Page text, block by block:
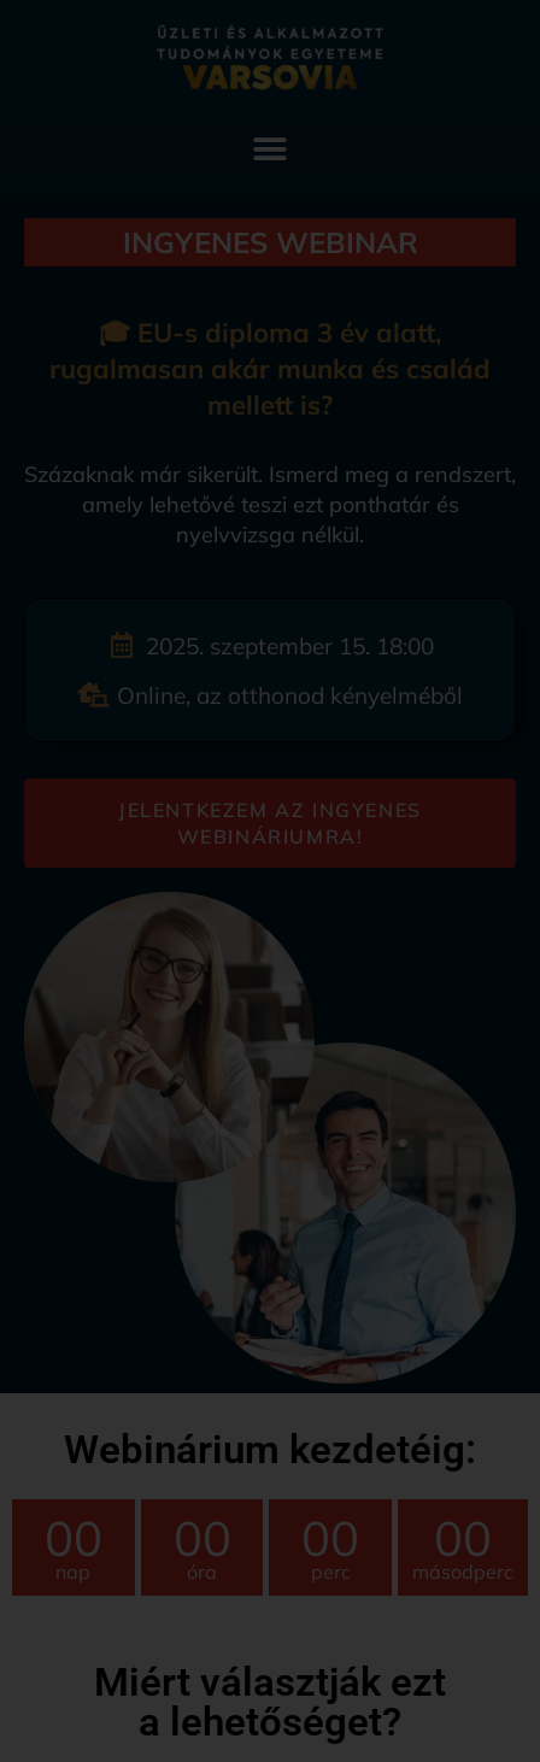
INGYENES WEBINAR
🎓 EU-s diploma 3 év alatt,
rugalmasan akár munka és család
mellett is?
Százaknak már sikerült. Ismerd meg a rendszert,
amely lehetővé teszi ezt ponthatár és
nyelvvizsga nélkül.
2025. szeptember 15. 18:00
Online, az otthonod kényelméből
JELENTKEZEM AZ INGYENES
WEBINÁRIUMRA!
Webinárium kezdetéig:
00
nap
00
óra
00
perc
00
másodperc
Miért választják ezt
a lehetőséget?